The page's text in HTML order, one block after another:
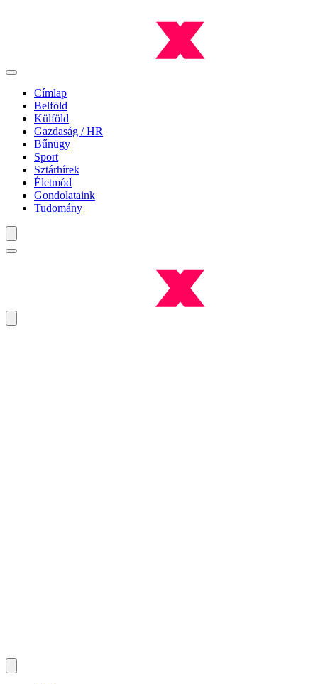
Címlap
Belföld
Külföld
Gazdaság / HR
Bűnügy
Sport
Sztárhírek
Életmód
Gondolataink
Tudomány